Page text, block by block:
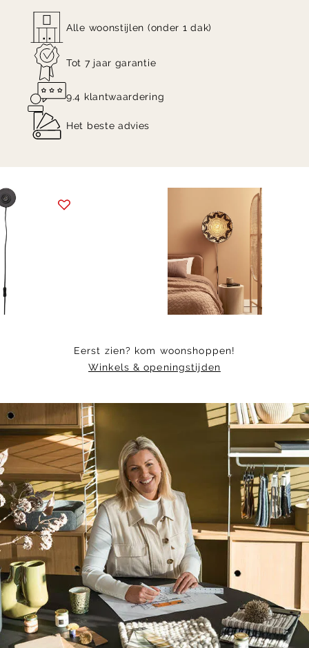
Alle woonstijlen (onder 1 dak)
Tot 7 jaar garantie
9.4 klantwaardering
Het beste advies
Item
1
of
Eerst zien? kom woonshoppen!
Winkels & openingstijden